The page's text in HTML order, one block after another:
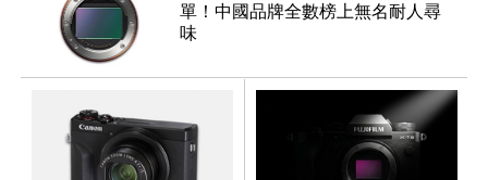
單！中國品牌全數榜上無名耐人尋
味